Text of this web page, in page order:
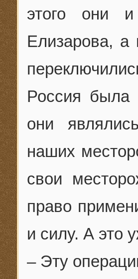
этого они и
Елизарова, а
Россия
они
наших
свои
право
и силу. А это
– Эту